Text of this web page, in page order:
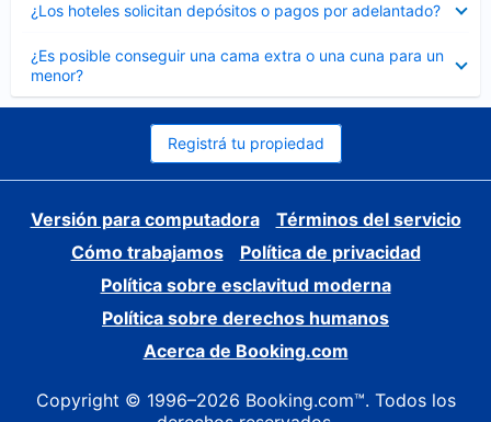
¿Los hoteles solicitan depósitos o pagos por adelantado?
cerrado
¿Es posible conseguir una cama extra o una cuna para un
menor?
cerrado
Registrá tu propiedad
Versión para computadora
Términos del servicio
Cómo trabajamos
Política de privacidad
Política sobre esclavitud moderna
Política sobre derechos humanos
Acerca de Booking.com
Copyright © 1996–2026 Booking.com™. Todos los